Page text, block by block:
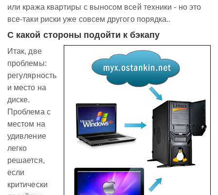
или кража квартиры с выносом всей техники - но это
все-таки риски уже совсем другого порядка..
С какой стороны подойти к бэкапу
Итак, две
проблемы:
регулярность
и место на
диске.
Проблема с
местом на
удивление
легко
решается,
если
критически